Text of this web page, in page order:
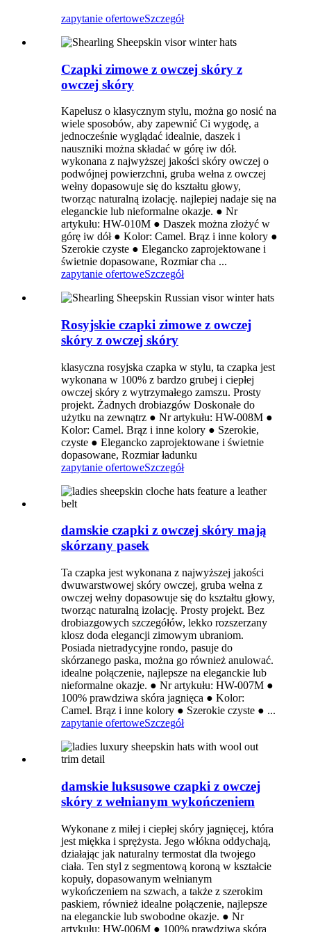
zapytanie ofertoweSzczegół
Czapki zimowe z owczej skóry z
owczej skóry
Kapelusz o klasycznym stylu, można go nosić na
wiele sposobów, aby zapewnić Ci wygodę, a
jednocześnie wyglądać idealnie, daszek i
nauszniki można składać w górę iw dół.
wykonana z najwyższej jakości skóry owczej o
podwójnej powierzchni, gruba wełna z owczej
wełny dopasowuje się do kształtu głowy,
tworząc naturalną izolację. najlepiej nadaje się na
eleganckie lub nieformalne okazje. ● Nr
artykułu: HW-010M ● Daszek można złożyć w
górę iw dół ● Kolor: Camel. Brąz i inne kolory ●
Szerokie czyste ● Elegancko zaprojektowane i
świetnie dopasowane, Rozmiar cha ...
zapytanie ofertoweSzczegół
Rosyjskie czapki zimowe z owczej
skóry z owczej skóry
klasyczna rosyjska czapka w stylu, ta czapka jest
wykonana w 100% z bardzo grubej i ciepłej
owczej skóry z wytrzymałego zamszu. Prosty
projekt. Żadnych drobiazgów Doskonałe do
użytku na zewnątrz ● Nr artykułu: HW-008M ●
Kolor: Camel. Brąz i inne kolory ● Szerokie,
czyste ● Elegancko zaprojektowane i świetnie
dopasowane, Rozmiar ładunku
zapytanie ofertoweSzczegół
damskie czapki z owczej skóry mają
skórzany pasek
Ta czapka jest wykonana z najwyższej jakości
dwuwarstwowej skóry owczej, gruba wełna z
owczej wełny dopasowuje się do kształtu głowy,
tworząc naturalną izolację. Prosty projekt. Bez
drobiazgowych szczegółów, lekko rozszerzany
klosz doda elegancji zimowym ubraniom.
Posiada nietradycyjne rondo, pasuje do
skórzanego paska, można go również anulować.
idealne połączenie, najlepsze na eleganckie lub
nieformalne okazje. ● Nr artykułu: HW-007M ●
100% prawdziwa skóra jagnięca ● Kolor:
Camel. Brąz i inne kolory ● Szerokie czyste ● ...
zapytanie ofertoweSzczegół
damskie luksusowe czapki z owczej
skóry z wełnianym wykończeniem
Wykonane z miłej i ciepłej skóry jagnięcej, która
jest miękka i sprężysta. Jego włókna oddychają,
działając jak naturalny termostat dla twojego
ciała. Ten styl z segmentową koroną w kształcie
kopuły, dopasowanym wełnianym
wykończeniem na szwach, a także z szerokim
paskiem, również idealne połączenie, najlepsze
na eleganckie lub swobodne okazje. ● Nr
artykułu: HW-006M ● 100% prawdziwa skóra